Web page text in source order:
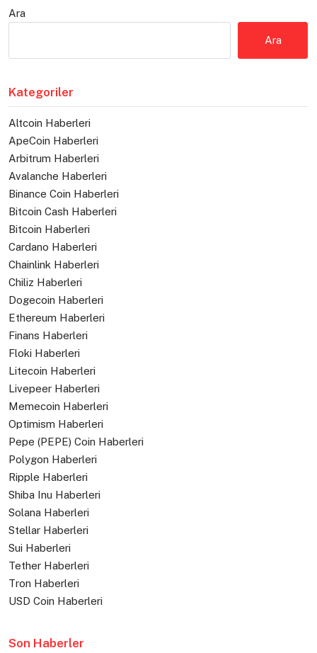
Ara
Ara
Kategoriler
Altcoin Haberleri
ApeCoin Haberleri
Arbitrum Haberleri
Avalanche Haberleri
Binance Coin Haberleri
Bitcoin Cash Haberleri
Bitcoin Haberleri
Cardano Haberleri
Chainlink Haberleri
Chiliz Haberleri
Dogecoin Haberleri
Ethereum Haberleri
Finans Haberleri
Floki Haberleri
Litecoin Haberleri
Livepeer Haberleri
Memecoin Haberleri
Optimism Haberleri
Pepe (PEPE) Coin Haberleri
Polygon Haberleri
Ripple Haberleri
Shiba Inu Haberleri
Solana Haberleri
Stellar Haberleri
Sui Haberleri
Tether Haberleri
Tron Haberleri
USD Coin Haberleri
Son Haberler